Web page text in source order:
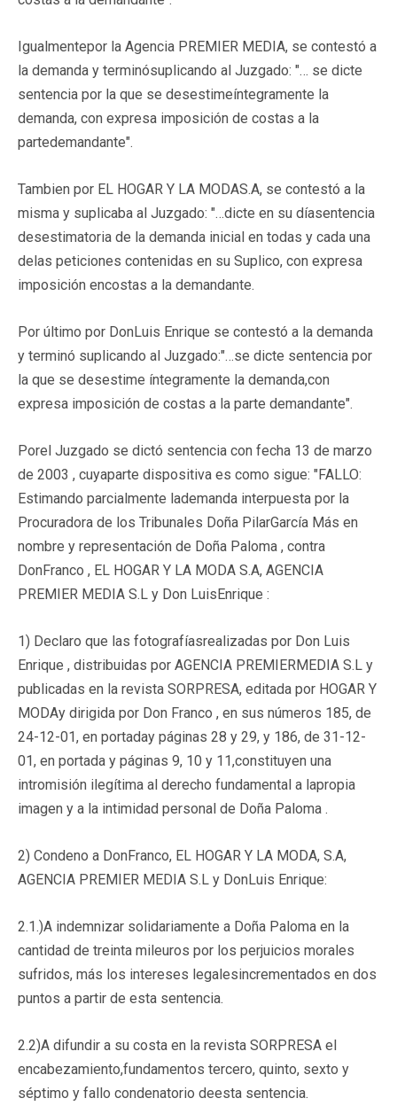
Igualmentepor la Agencia PREMIER MEDIA, se contestó a
la demanda y terminósuplicando al Juzgado: "… se dicte
sentencia por la que se desestimeíntegramente la
demanda, con expresa imposición de costas a la
partedemandante".
Tambien por EL HOGAR Y LA MODAS.A, se contestó a la
misma y suplicaba al Juzgado: "…dicte en su díasentencia
desestimatoria de la demanda inicial en todas y cada una
delas peticiones contenidas en su Suplico, con expresa
imposición encostas a la demandante.
Por último por DonLuis Enrique se contestó a la demanda
y terminó suplicando al Juzgado:"…se dicte sentencia por
la que se desestime íntegramente la demanda,con
expresa imposición de costas a la parte demandante".
Porel Juzgado se dictó sentencia con fecha 13 de marzo
de 2003 , cuyaparte dispositiva es como sigue: "FALLO:
Estimando parcialmente lademanda interpuesta por la
Procuradora de los Tribunales Doña PilarGarcía Más en
nombre y representación de Doña Paloma , contra
DonFranco , EL HOGAR Y LA MODA S.A, AGENCIA
PREMIER MEDIA S.L y Don LuisEnrique :
1) Declaro que las fotografíasrealizadas por Don Luis
Enrique , distribuidas por AGENCIA PREMIERMEDIA S.L y
publicadas en la revista SORPRESA, editada por HOGAR Y
MODAy dirigida por Don Franco , en sus números 185, de
24-12-01, en portaday páginas 28 y 29, y 186, de 31-12-
01, en portada y páginas 9, 10 y 11,constituyen una
intromisión ilegítima al derecho fundamental a lapropia
imagen y a la intimidad personal de Doña Paloma .
2) Condeno a DonFranco, EL HOGAR Y LA MODA, S.A,
AGENCIA PREMIER MEDIA S.L y DonLuis Enrique:
2.1.)A indemnizar solidariamente a Doña Paloma en la
cantidad de treinta mileuros por los perjuicios morales
sufridos, más los intereses legalesincrementados en dos
puntos a partir de esta sentencia.
2.2)A difundir a su costa en la revista SORPRESA el
encabezamiento,fundamentos tercero, quinto, sexto y
séptimo y fallo condenatorio deesta sentencia.